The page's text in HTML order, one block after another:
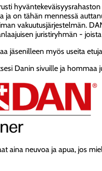
ja on tähän mennessä
vakuutusjärjestelmän.
juristiryhmän -
jäsenilleen myös useita
Danin sivuille ja hommaa
aina neuvoa ja apua, jos